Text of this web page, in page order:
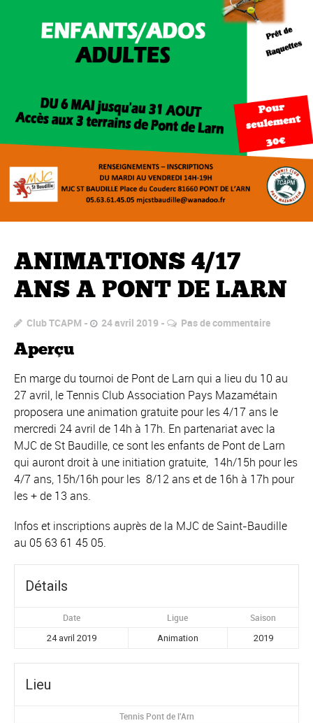
ANIMATIONS 4/17
ANS A PONT DE LARN
Club TCAPM 24 avril 2019 Pas de commentaire
Aperçu
En marge du tournoi de Pont de Larn qui a lieu du 10 au
27 avril, le Tennis Club Association Pays Mazamétain
proposera une animation gratuite pour les 4/17 ans le
mercredi 24 avril de 14h à 17h. En partenariat avec la
MJC de St Baudille, ce sont les enfants de Pont de Larn
qui auront droit à une initiation gratuite, 14h/15h pour les
4/7 ans, 15h/16h pour les 8/12 ans et de 16h à 17h pour
les + de 13 ans.
Infos et inscriptions auprès de la MJC de Saint-Baudille
au 05 63 61 45 05.
Détails
Date Ligue Saison
24 avril 2019 Animation 2019
Lieu
Tennis Pont de l'Arn